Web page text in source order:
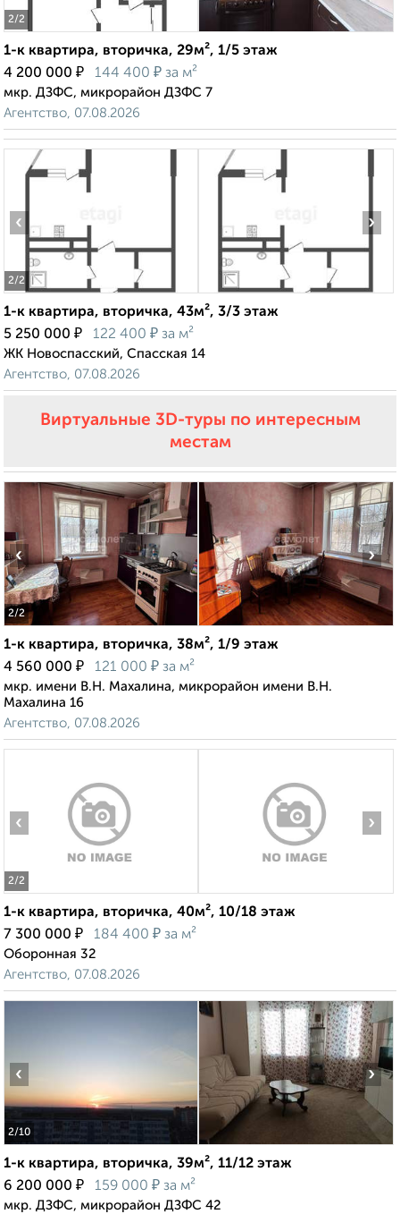
2/2
1-к квартира, вторичка, 29м², 1/5 этаж
4 200 000 ₽ 144 400 ₽ за м²
мкр. ДЗФС, микрорайон ДЗФС 7
Агентство, 07.08.2026
2/2
‹ ›
1-к квартира, вторичка, 43м², 3/3 этаж
5 250 000 ₽ 122 400 ₽ за м²
ЖК Новоспасский, Спасская 14
Агентство, 07.08.2026
Виртуальные 3D-туры по интересным
местам
2/2
‹ ›
1-к квартира, вторичка, 38м², 1/9 этаж
4 560 000 ₽ 121 000 ₽ за м²
мкр. имени В.Н. Махалина, микрорайон имени В.Н.
Махалина 16
Агентство, 07.08.2026
2/2
‹ ›
1-к квартира, вторичка, 40м², 10/18 этаж
7 300 000 ₽ 184 400 ₽ за м²
Оборонная 32
Агентство, 07.08.2026
2/10
‹ ›
1-к квартира, вторичка, 39м², 11/12 этаж
6 200 000 ₽ 159 000 ₽ за м²
мкр. ДЗФС, микрорайон ДЗФС 42